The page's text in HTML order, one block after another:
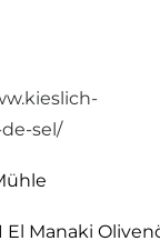
sel/
Manaki